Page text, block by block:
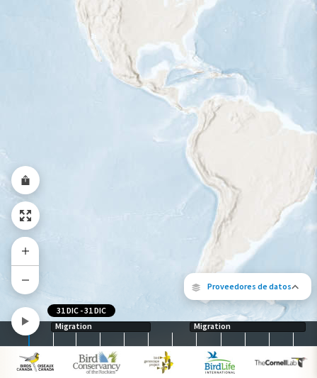
Proveedores de datos
Los siguientes socios contribuyeron
Abundancia de esta especie
Muy bajo Bajo
Gama de especies por estación
Gama de verano
Rango de invierno
Rango a lo largo del año
Migration Migration
31 DIC -31 DIC